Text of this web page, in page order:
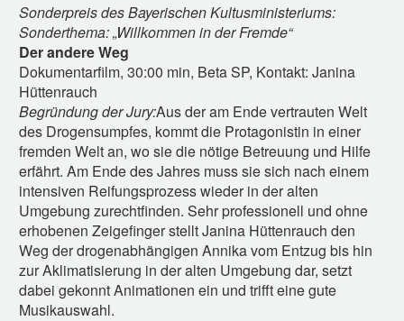
Sonderpreis des Bayerischen Kultusministeriums:
Sonderthema: „Willkommen in der Fremde“
Der andere Weg
Dokumentarfilm, 30:00 min, Beta SP, Kontakt: Janina
Hüttenrauch
Begründung der Jury:Aus der am Ende vertrauten Welt
des Drogensumpfes, kommt die Protagonistin in einer
fremden Welt an, wo sie die nötige Betreuung und Hilfe
erfährt. Am Ende des Jahres muss sie sich nach einem
intensiven Reifungsprozess wieder in der alten
Umgebung zurechtfinden. Sehr professionell und ohne
erhobenen Zeigefinger stellt Janina Hüttenrauch den
Weg der drogenabhängigen Annika vom Entzug bis hin
zur Aklimatisierung in der alten Umgebung dar, setzt
dabei gekonnt Animationen ein und trifft eine gute
Musikauswahl.